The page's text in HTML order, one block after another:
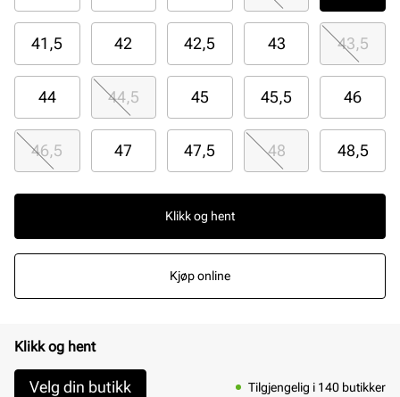
41,5 42 42,5 43 43,5
44 44,5 45 45,5 46
46,5 47 47,5 48 48,5
Klikk og hent
Kjøp online
Klikk og hent
Velg din butikk Tilgjengelig i 140 butikker